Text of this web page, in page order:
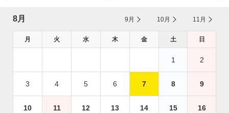
8月 9月 10月 11月
月 火 水 木 金 土 日
1 2
3 4 5 6 7 8 9
10 11 12 13 14 15 16